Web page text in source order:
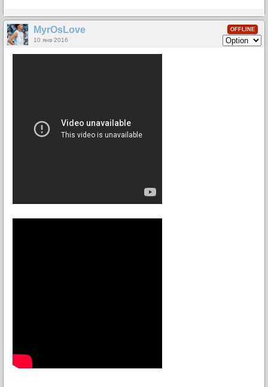
OFFLINE
MyrOsLove
10 янв 2016